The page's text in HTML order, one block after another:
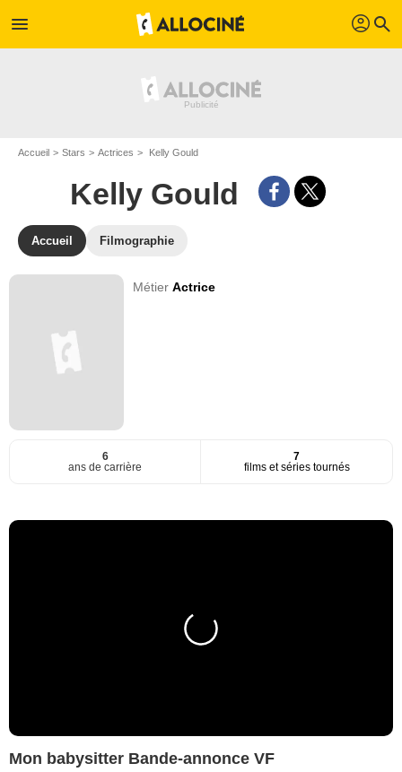
menu profil search
Accueil Stars Actrices Kelly Gould
Kelly Gould
Accueil Filmographie
MétierActrice
6
ans de carrière
7
films et séries tournés
Mon babysitter Bande-annonce VF